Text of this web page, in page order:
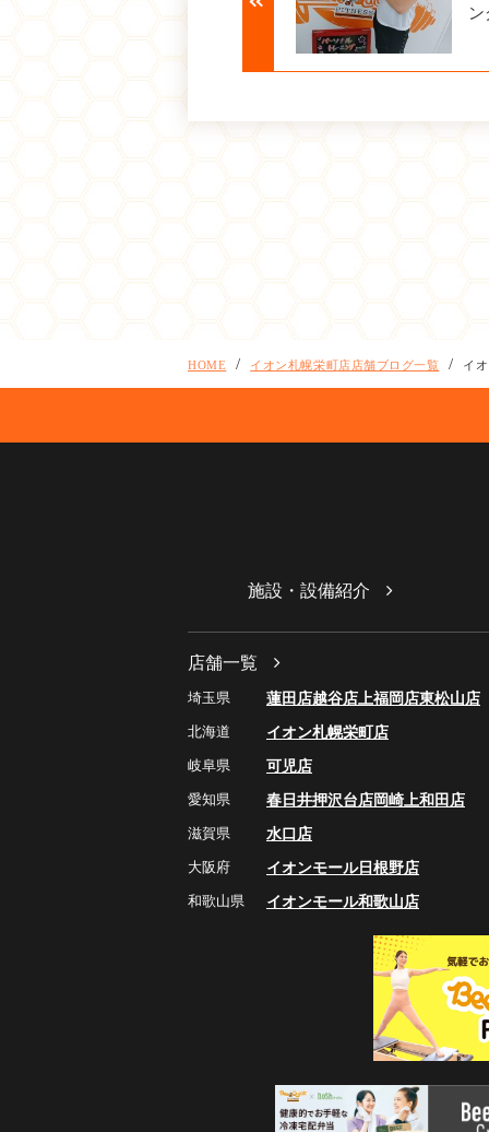
HOME イオン札幌栄町店店舗ブログ一覧 イ
施設・設備紹介
店舗一覧
埼玉県 蓮田店越谷店上福岡店東松山店
北海道
イオン札幌栄町店
岐阜県
可児店
愛知県
春日井押沢台店岡崎上和田店
滋賀県
水口店
大阪府
イオンモール日根野店
和歌山県
イオンモール和歌山店